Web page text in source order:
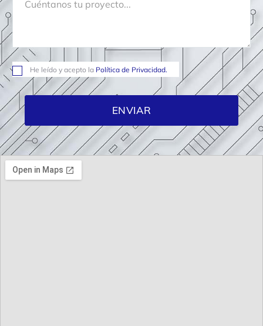
He leído y acepto la Política de Privacidad.